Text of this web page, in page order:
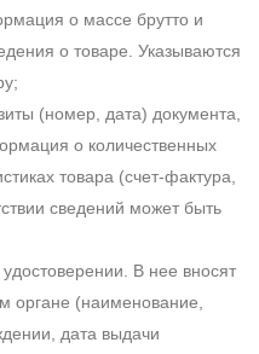
о массе брутто и
о товаре. Указываются
(номер, дата) документа,
о количественных
товара (счет-фактура,
сведений может быть
В нее вносят
органе (наименование,
дата выдачи